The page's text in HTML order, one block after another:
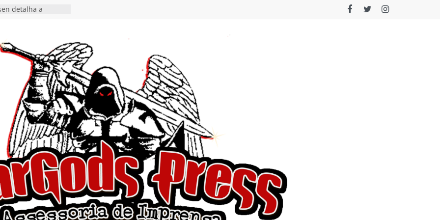
detalha a
“Eclipse”, segundo
“Dreaming”
e a artificialidade
e videoclipe de
gaúcha de Heavy
“Hellforge”
“Dead Flies
nas plataformas em
A. Romero